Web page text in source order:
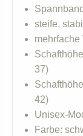
steife,
mehrfache
37)
42)
Unisex-
Farbe: